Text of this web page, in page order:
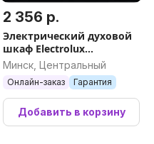
2 356 р.
Электрический духовой
шкаф Electrolux
SteamCrisp 700 KOCDH76Z
Минск, Центральный
Онлайн-заказ Гарантия
Добавить в корзину